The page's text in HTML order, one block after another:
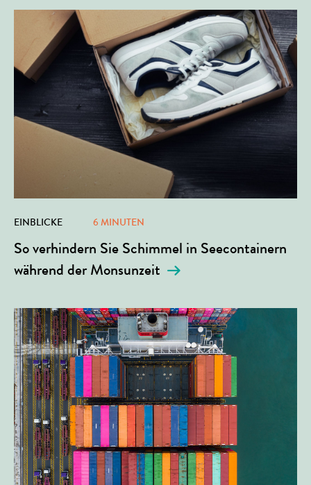
EINBLICKE 6 MINUTEN
So verhindern Sie Schimmel in Seecontainern
während der Monsunzeit